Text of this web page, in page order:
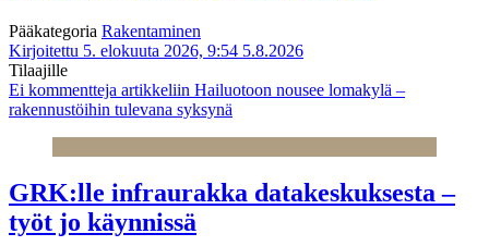
Pääkategoria Rakentaminen
Kirjoitettu 5. elokuuta 2026, 9:54 5.8.2026
Tilaajille
Ei kommentteja artikkeliin Hailuotoon nousee lomakylä –
rakennustöihin tulevana syksynä
GRK:lle infraurakka datakeskuksesta –
työt jo käynnissä